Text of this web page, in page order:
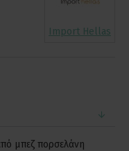
Import Hellas
μπεζ πορσελάνη